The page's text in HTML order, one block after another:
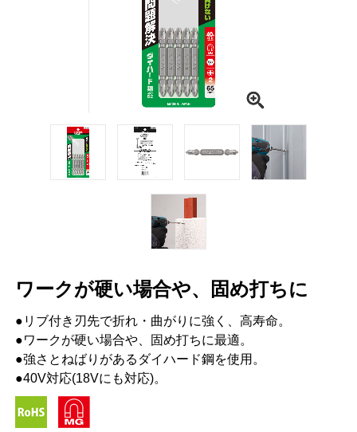
ワークが硬い場合や、固め打ちに
●リブ付き刃先で折れ・曲がりに強く、高寿命。
●ワークが硬い場合や、固め打ちに最適。
●強さとねばりがあるダイハード鋼を使用。
●40V対応(18Vにも対応)。